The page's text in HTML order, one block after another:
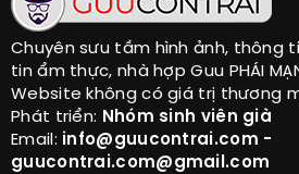
Chuyên sưu tầm hình ảnh, thông
tin ẩm thực, nhà hợp Guu PHÁI
Website không có giá trị thương
Phát triển: Nhóm sinh viên già
Email: info@guucontrai.com -
guucontrai.com@gmail.com